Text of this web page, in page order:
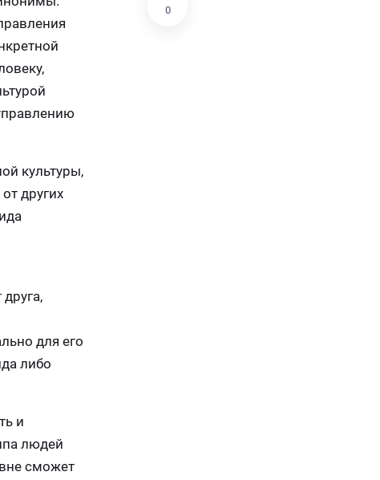
культуры,
других
для его
либо
и
людей
сможет
0